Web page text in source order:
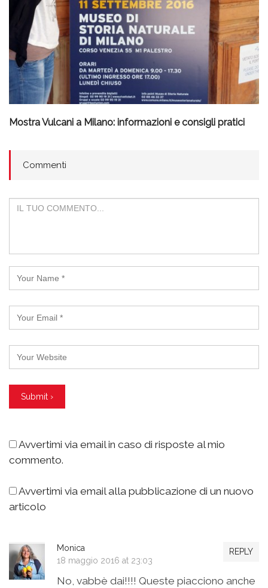
Mostra Vulcani a Milano: informazioni e consigli pratici
Commenti
Avvertimi via email in caso di risposte al mio
commento.
Avvertimi via email alla pubblicazione di un nuovo
articolo
REPLY
Monica
18 maggio 2016 at 23:03
No, vabbè dai!!!! Queste piacciono anche